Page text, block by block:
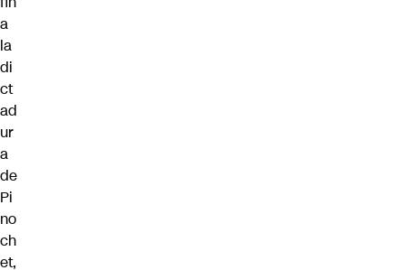
a
la
di
ct
ad
ur
a
de
Pi
no
ch
et,